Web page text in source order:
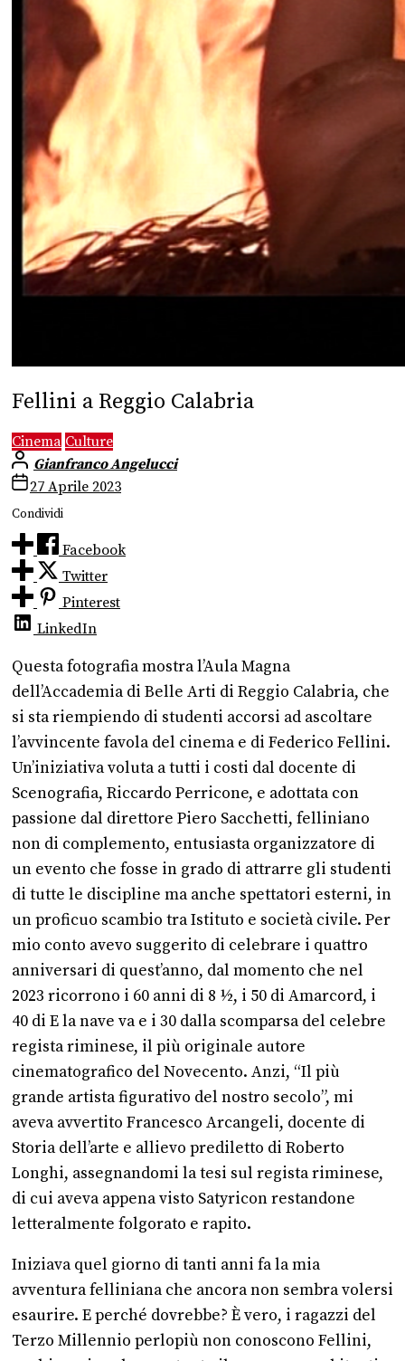
Fellini a Reggio Calabria
Cinema Culture
Gianfranco Angelucci
27 Aprile 2023
Condividi
Facebook
Twitter
Pinterest
LinkedIn
Questa fotografia mostra l’Aula Magna
dell’Accademia di Belle Arti di Reggio Calabria, che
si sta riempiendo di studenti accorsi ad ascoltare
l’avvincente favola del cinema e di Federico Fellini.
Un’iniziativa voluta a tutti i costi dal docente di
Scenografia, Riccardo Perricone, e adottata con
passione dal direttore Piero Sacchetti, felliniano
non di complemento, entusiasta organizzatore di
un evento che fosse in grado di attrarre gli studenti
di tutte le discipline ma anche spettatori esterni, in
un proficuo scambio tra Istituto e società civile. Per
mio conto avevo suggerito di celebrare i quattro
anniversari di quest’anno, dal momento che nel
2023 ricorrono i 60 anni di 8 ½, i 50 di Amarcord, i
40 di E la nave va e i 30 dalla scomparsa del celebre
regista riminese, il più originale autore
cinematografico del Novecento. Anzi, “Il più
grande artista figurativo del nostro secolo”, mi
aveva avvertito Francesco Arcangeli, docente di
Storia dell’arte e allievo prediletto di Roberto
Longhi, assegnandomi la tesi sul regista riminese,
di cui aveva appena visto Satyricon restandone
letteralmente folgorato e rapito.
Iniziava quel giorno di tanti anni fa la mia
avventura felliniana che ancora non sembra volersi
esaurire. E perché dovrebbe? È vero, i ragazzi del
Terzo Millennio perlopiù non conoscono Fellini,